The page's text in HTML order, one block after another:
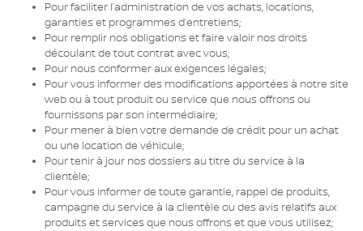
Pour faciliter l’administration de vos achats, locations,
garanties et programmes d’entretiens;
Pour remplir nos obligations et faire valoir nos droits
découlant de tout contrat avec vous;
Pour nous conformer aux exigences légales;
Pour vous informer des modifications apportées à notre site
web ou à tout produit ou service que nous offrons ou
fournissons par son intermédiaire;
Pour mener à bien votre demande de crédit pour un achat
ou une location de véhicule;
Pour tenir à jour nos dossiers au titre du service à la
clientèle;
Pour vous informer de toute garantie, rappel de produits,
campagne du service à la clientèle ou des avis relatifs aux
produits et services que nous offrons et que vous utilisez;